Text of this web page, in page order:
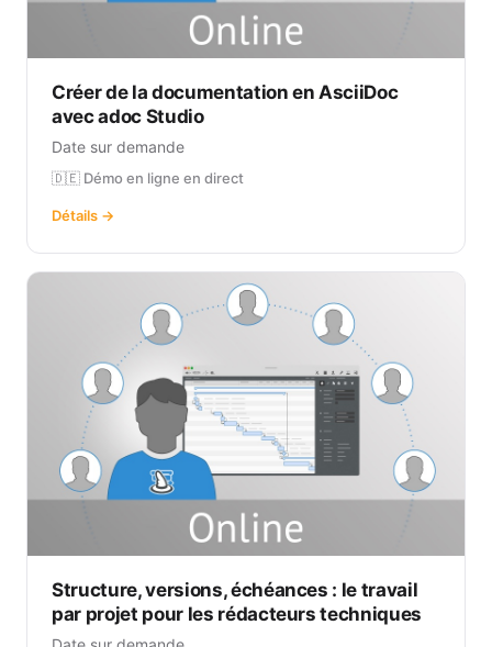
Créer de la documentation en AsciiDoc
avec adoc Studio
Date sur demande
🇩🇪 Démo en ligne en direct
Détails →
Structure, versions, échéances : le travail
par projet pour les rédacteurs techniques